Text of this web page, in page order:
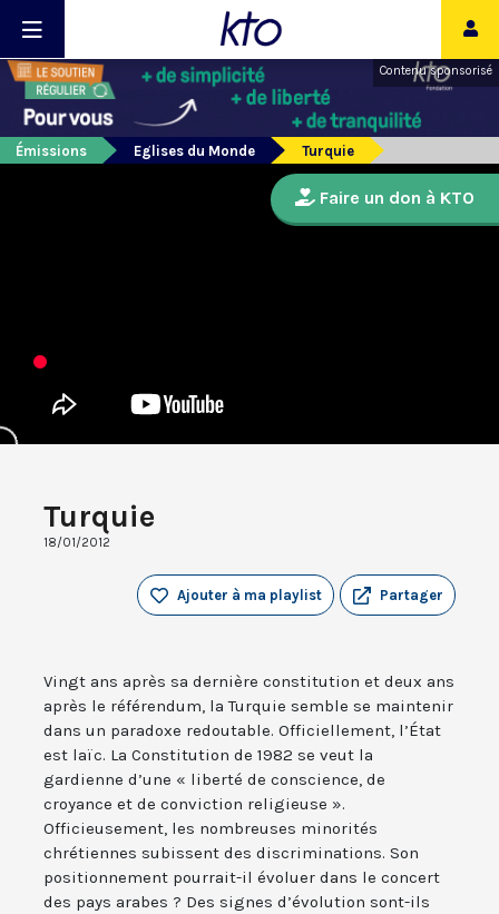
Contenu sponsorisé
Émissions Eglises du Monde Turquie
Turquie
18/01/2012
Partager
Ajouter à ma playlist
Vingt ans après sa dernière constitution et deux ans
après le référendum, la Turquie semble se maintenir
dans un paradoxe redoutable. Officiellement, l’État
est laïc. La Constitution de 1982 se veut la
gardienne d’une « liberté de conscience, de
croyance et de conviction religieuse ».
Officieusement, les nombreuses minorités
chrétiennes subissent des discriminations. Son
positionnement pourrait-il évoluer dans le concert
des pays arabes ? Des signes d’évolution sont-ils
Faire un don à KTO